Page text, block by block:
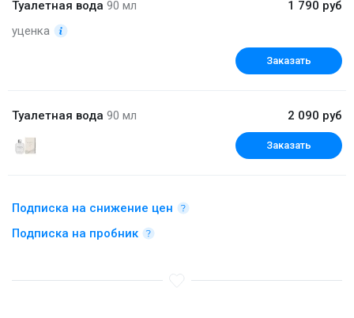
Туалетная вода 90 мл
уценка
1 790 руб
Заказать
Туалетная вода 90 мл 2 090 руб
Заказать
Подписка на снижение цен
Подписка на пробник